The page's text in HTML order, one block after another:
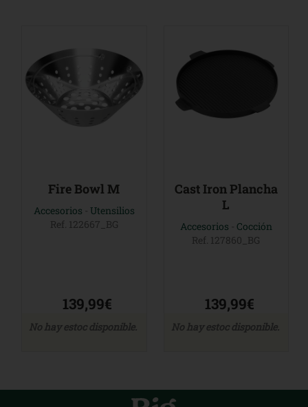
Fire Bowl M
Accesorios
Utensilios
Ref. 122667_BG
139,99€
No hay estoc disponible.
Cast Iron Plancha
L
Accesorios
Cocción
Ref. 127860_BG
139,99€
No hay estoc disponible.